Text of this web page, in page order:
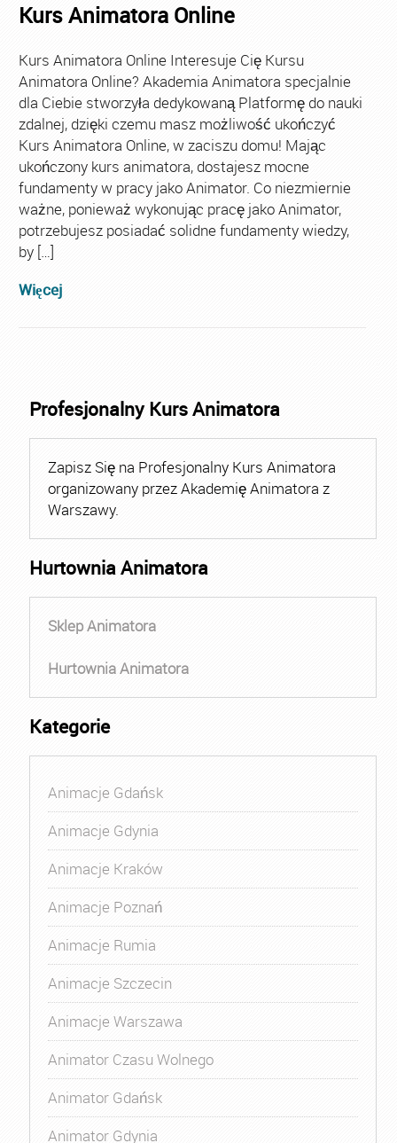
Kurs Animatora Online
Kurs Animatora Online Interesuje Cię Kursu
Animatora Online? Akademia Animatora specjalnie
dla Ciebie stworzyła dedykowaną Platformę do nauki
zdalnej, dzięki czemu masz możliwość ukończyć
Kurs Animatora Online, w zaciszu domu! Mając
ukończony kurs animatora, dostajesz mocne
fundamenty w pracy jako Animator. Co niezmiernie
ważne, ponieważ wykonując pracę jako Animator,
potrzebujesz posiadać solidne fundamenty wiedzy,
by […]
Więcej
Profesjonalny Kurs Animatora
Zapisz Się na Profesjonalny Kurs Animatora
organizowany przez Akademię Animatora z
Warszawy.
Hurtownia Animatora
Sklep Animatora
Hurtownia Animatora
Kategorie
Animacje Gdańsk
Animacje Gdynia
Animacje Kraków
Animacje Poznań
Animacje Rumia
Animacje Szczecin
Animacje Warszawa
Animator Czasu Wolnego
Animator Gdańsk
Animator Gdynia